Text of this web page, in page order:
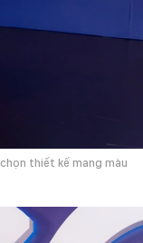
thiết kế mang màu